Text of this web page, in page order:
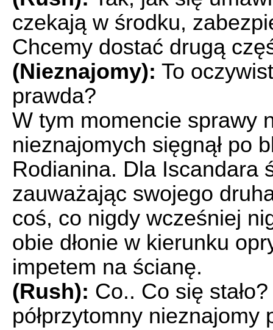
czekają w środku,
Chcemy dostać drugą
(Nieznajomy): To
prawda?
W tym momencie sprawy
nieznajomych sięgnął po
Rodianina. Dla Iscandara
zauważając swojego
coś, co nigdy wcześniej
obie dłonie w kierunku
impetem na ścianę.
(Rush): Co.. Co się
półprzytomny nieznajomy